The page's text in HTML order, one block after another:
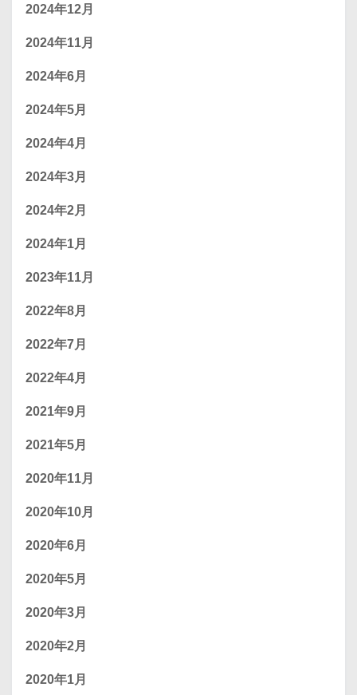
2024年12月
2024年11月
2024年6月
2024年5月
2024年4月
2024年3月
2024年2月
2024年1月
2023年11月
2022年8月
2022年7月
2022年4月
2021年9月
2021年5月
2020年11月
2020年10月
2020年6月
2020年5月
2020年3月
2020年2月
2020年1月